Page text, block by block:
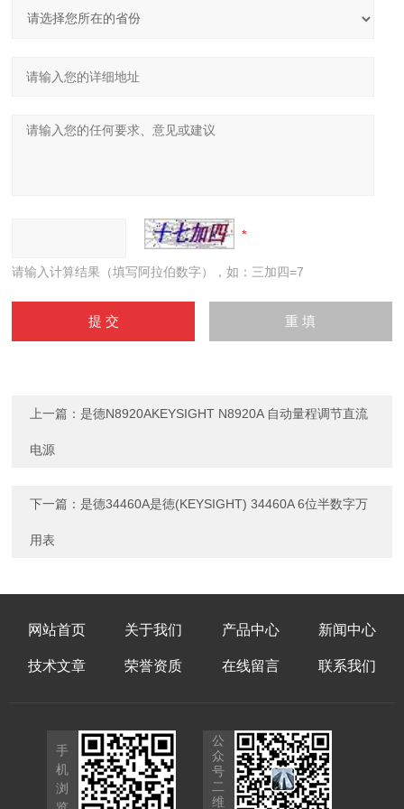
请输入计算结果（填写阿拉伯数字），如：三加四=7
上一篇：是德N8920AKEYSIGHT N8920A 自动量程调节直流
电源
下一篇：是德34460A是徳(KEYSIGHT) 34460A 6位半数字万
用表
网站首页 关于我们 产品中心 新闻中心
技术文章 荣誉资质 在线留言 联系我们
手
机
浏
公
众
号
二
维